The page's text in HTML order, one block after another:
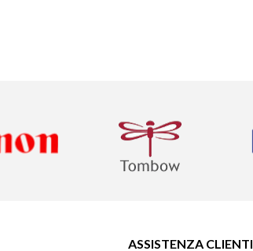
ASSISTENZA CLIENTI